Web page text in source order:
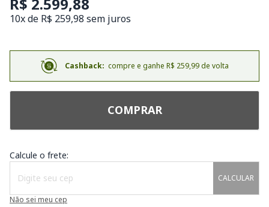
10x de R$ 259,98 sem juros
Cashback: compre e ganhe R$ 259,99 de volta
COMPRAR
Calcule o frete:
CALCULAR
Não sei meu cep